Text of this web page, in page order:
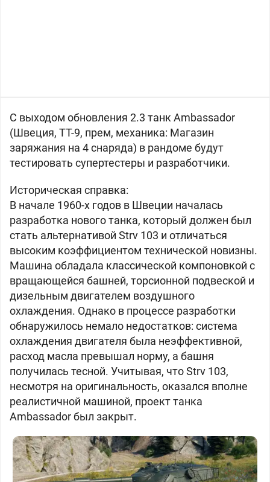
С выходом обновления 2.3 танк Ambassador
(Швеция, ТТ-9, прем, механика: Магазин
заряжания на 4 снаряда) в рандоме будут
тестировать супертестеры и разработчики.
Историческая справка:
В начале 1960-х годов в Швеции началась
разработка нового танка, который должен был
стать альтернативой Strv 103 и отличаться
высоким коэффициентом технической новизны.
Машина обладала классической компоновкой с
вращающейся башней, торсионной подвеской и
дизельным двигателем воздушного
охлаждения. Однако в процессе разработки
обнаружилось немало недостатков: система
охлаждения двигателя была неэффективной,
расход масла превышал норму, а башня
получилась тесной. Учитывая, что Strv 103,
несмотря на оригинальность, оказался вполне
реалистичной машиной, проект танка
Ambassador был закрыт.